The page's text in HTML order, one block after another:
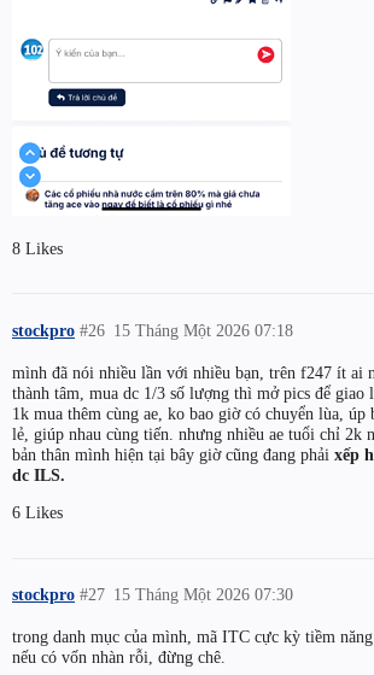
8 Likes
stockpro 15 Tháng Một 2026 07:18
#26
mình đã nói nhiều lần với nhiều bạn, trên f247 ít ai
thành tâm, mua dc 1/3 số lượng thì mở pics để giao
1k mua thêm cùng ae, ko bao giờ có chuyển lùa,
lẻ, giúp nhau cùng tiến. nhưng nhiều ae tuổi chỉ 2k
bản thân mình hiện tại bây giờ cũng đang phải xếp
dc ILS.
6 Likes
stockpro 15 Tháng Một 2026 07:30
#27
trong danh mục của mình, mã ITC cực kỳ tiềm năng
nếu có vốn nhàn rỗi, đừng chê.